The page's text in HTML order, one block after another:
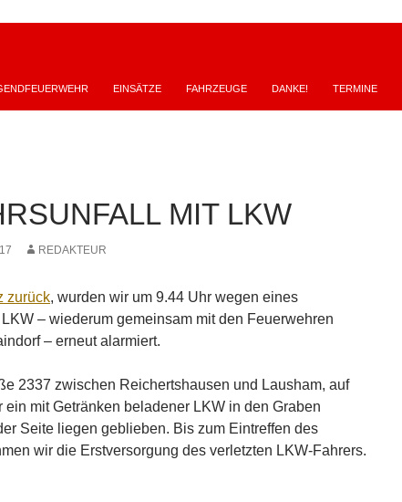
EINSÄTZE FAHRZEUGE DANKE! TERMINE
MIT LKW
REDAKTEUR
zurück, wurden wir um 9.44 Uhr wegen eines
– wiederum gemeinsam mit den Feuerwehren
– erneut alarmiert.
2337 zwischen Reichertshausen und Lausham, auf
ein mit Getränken beladener LKW in den Graben
Seite liegen geblieben. Bis zum Eintreffen des
wir die Erstversorgung des verletzten LKW-Fahrers.